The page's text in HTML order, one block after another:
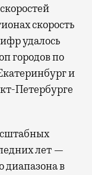
скорость
удалось
городов по
и
Петербурге
лет —
диапазона в